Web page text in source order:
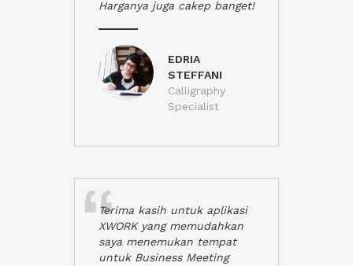
Harganya juga cakep banget!
EDRIA
STEFFANI
Calligraphy
Specialist
Terima kasih untuk aplikasi
XWORK yang memudahkan
saya menemukan tempat
untuk Business Meeting